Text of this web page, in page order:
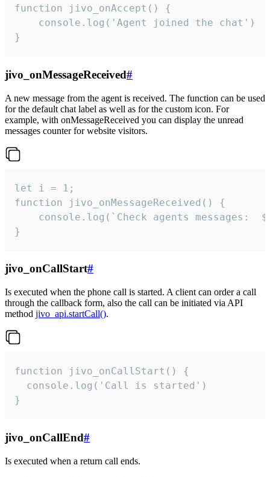
function jivo_onAccept() {
}
jivo_onMessageReceived#
A new message from the agent is received. The function can be used
for the default chat label as well as for the custom icon. For
example, with onMessageReceived you can display the unread
messages counter for website visitors.
let i = 1;
function jivo_onMessageReceived() {
}
jivo_onCallStart#
Is executed when the phone call is started. A client can order a call
through the callback form, also the call can be initiated via API
method jivo_api.startCall().
function jivo_onCallStart() {
  console.log('Call is started')
}
jivo_onCallEnd#
Is executed when a return call ends.